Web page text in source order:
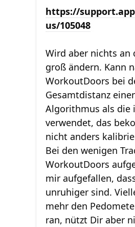
https://
us/105048
Wird aber nichts an
groß ändern. Kann
WorkoutDoors bei
Gesamtdistanz
Algorithmus als die
verwendet, das
nicht anders
Bei den wenigen
WorkoutDoors
mir aufgefallen,
unruhiger sind.
mehr den
ran, nützt Dir aber